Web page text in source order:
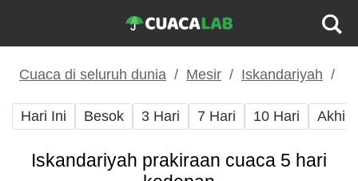
Cuaca di seluruh dunia Mesir Iskandariyah
Hari Ini Besok 3 Hari 7 Hari 10 Hari Akhir
Iskandariyah prakiraan cuaca 5 hari